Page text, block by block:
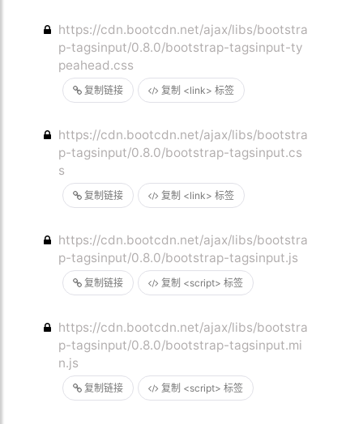
复制链接 复制 <link> 标签
https://cdn.bootcdn.net/ajax/libs/bootstra
p-tagsinput/0.8.0/bootstrap-tagsinput-ty
peahead.css
复制链接 复制 <link> 标签
https://cdn.bootcdn.net/ajax/libs/bootstra
p-tagsinput/0.8.0/bootstrap-tagsinput.cs
s
复制链接 复制 <script> 标签
https://cdn.bootcdn.net/ajax/libs/bootstra
p-tagsinput/0.8.0/bootstrap-tagsinput.js
复制链接 复制 <script> 标签
https://cdn.bootcdn.net/ajax/libs/bootstra
p-tagsinput/0.8.0/bootstrap-tagsinput.mi
n.js